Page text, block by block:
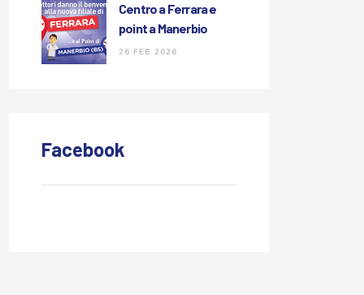
Centro a Ferrara e
point a Manerbio
26 FEB 2026
Facebook